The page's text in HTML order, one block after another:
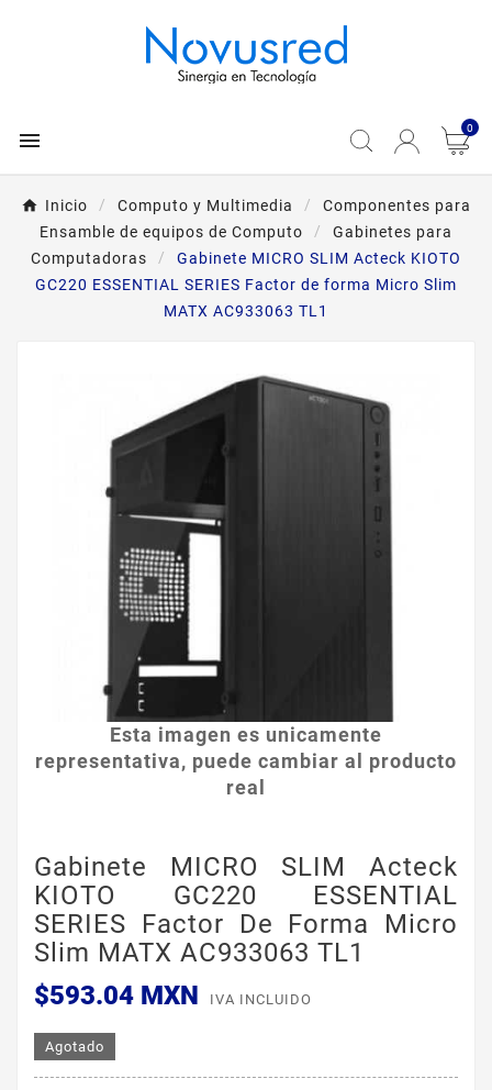
 0
Inicio Computo y Multimedia
Componentes para
Ensamble de equipos de Computo
Gabinetes para
Computadoras
Gabinete MICRO SLIM Acteck KIOTO
GC220 ESSENTIAL SERIES Factor de forma Micro Slim
MATX AC933063 TL1
Esta imagen es unicamente
representativa, puede cambiar al producto
real
Gabinete MICRO SLIM Acteck
KIOTO GC220 ESSENTIAL
SERIES Factor De Forma Micro
Slim MATX AC933063 TL1
$593.04 MXN
IVA INCLUIDO
Agotado